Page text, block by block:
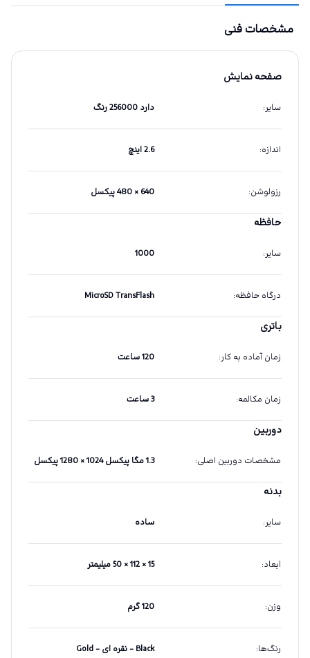
مشخصات فنی
صفحه نمایش
سایر: دارد 256000 رنگ
اندازه: 2.6 اینچ
رزولوشن: 640 × 480 پیکسل
حافظه
سایر:
1000
درگاه حافظه:
MicroSD TransFlash
باتری
زمان آماده به کار: 120 ساعت
زمان مکالمه: 3 ساعت
دوربین
مشخصات دوربین اصلی: 1.3 مگا پیکسل 1024 × 1280 پیکسل
بدنه
سایر: ساده
ابعاد: 15 × 112 × 50 میلیمتر
وزن: 120 گرم
رنگ‌ها: Black - نقره ای - Gold